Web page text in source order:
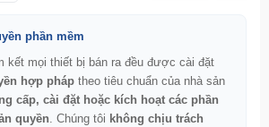
phần mềm
kết mọi thiết bị bán ra đều được cài đặt
hợp pháptheo tiêu chuẩn của nhà sản
cấp, cài đặt hoặc kích hoạt các phần
quyền. Chúng tôi không chịu trách